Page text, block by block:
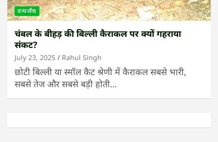
वन्यजीव
चंबल के बीहड़ की बिल्ली कैराकल पर क्यों गहराया
संकट?
July 23, 2025 Rahul Singh
छोटी बिल्ली या स्मॉल कैट श्रेणी में कैराकल सबसे भारी,
सबसे तेज और सबसे बड़ी होती…